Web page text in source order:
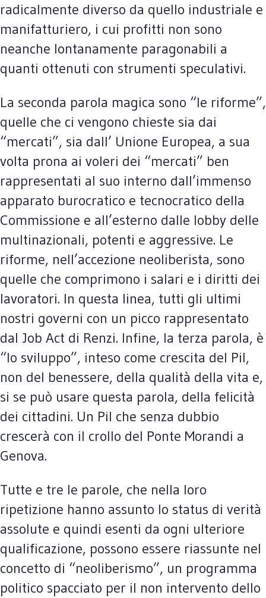
radicalmente diverso da quello industriale e
manifatturiero, i cui profitti non sono
neanche lontanamente paragonabili a
quanti ottenuti con strumenti speculativi.
La seconda parola magica sono “le riforme”,
quelle che ci vengono chieste sia dai
“mercati”, sia dall’ Unione Europea, a sua
volta prona ai voleri dei “mercati” ben
rappresentati al suo interno dall’immenso
apparato burocratico e tecnocratico della
Commissione e all’esterno dalle lobby delle
multinazionali, potenti e aggressive. Le
riforme, nell’accezione neoliberista, sono
quelle che comprimono i salari e i diritti dei
lavoratori. In questa linea, tutti gli ultimi
nostri governi con un picco rappresentato
dal Job Act di Renzi. Infine, la terza parola, è
“lo sviluppo”, inteso come crescita del Pil,
non del benessere, della qualità della vita e,
si se può usare questa parola, della felicità
dei cittadini. Un Pil che senza dubbio
crescerà con il crollo del Ponte Morandi a
Genova.
Tutte e tre le parole, che nella loro
ripetizione hanno assunto lo status di verità
assolute e quindi esenti da ogni ulteriore
qualificazione, possono essere riassunte nel
concetto di “neoliberismo”, un programma
politico spacciato per il non intervento dello